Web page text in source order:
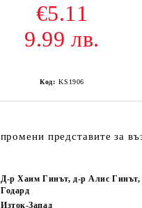
€5.11
9.99 лв.
Код: KS1906
представите за
Д-р Хаим Гинът, д-р Алис Гинът,
Годард
Изток-Запад